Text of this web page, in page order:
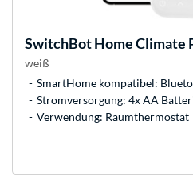
SwitchBotHome Climate
weiß
SmartHome kompatibel:
Stromversorgung: 4x AA
Verwendung: Raumthermostat